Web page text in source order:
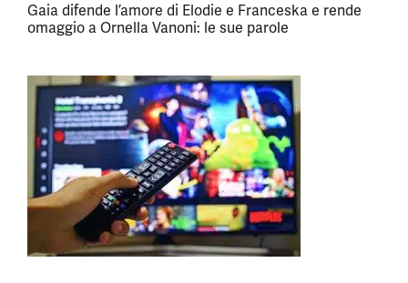
Gaia difende l’amore di Elodie e Franceska e rende
omaggio a Ornella Vanoni: le sue parole